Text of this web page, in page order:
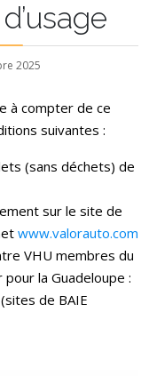
2025
à compter de ce
suivantes :
(sans déchets) de
sur le site de
www.valorauto.com
VHU membres du
la Guadeloupe :
de BAIE